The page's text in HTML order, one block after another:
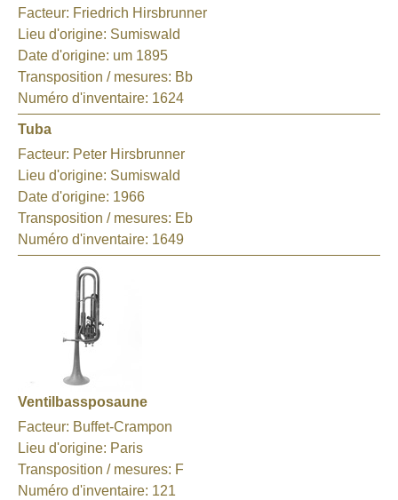
Facteur: Friedrich Hirsbrunner
Lieu d'origine: Sumiswald
Date d'origine: um 1895
Transposition / mesures: Bb
Numéro d'inventaire: 1624
Tuba
Facteur: Peter Hirsbrunner
Lieu d'origine: Sumiswald
Date d'origine: 1966
Transposition / mesures: Eb
Numéro d'inventaire: 1649
Ventilbassposaune
Facteur: Buffet-Crampon
Lieu d'origine: Paris
Transposition / mesures: F
Numéro d'inventaire: 121